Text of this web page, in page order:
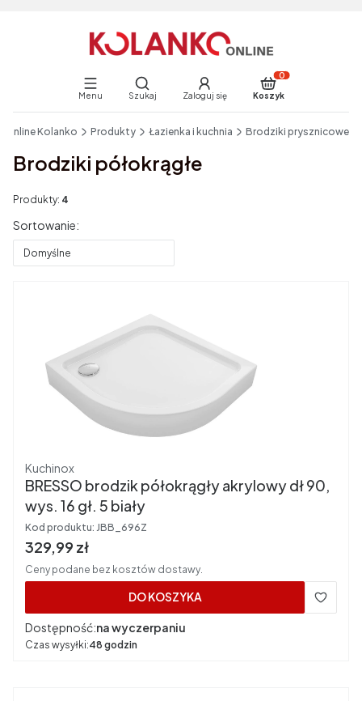
Menu
Otwórz wyszukiwarkę
Szukaj Zaloguj się
Produkty w
Koszyk
Online Kolanko Produkty Łazienka i kuchnia Brodziki prysznicowe
Brodziki półokrągłe
Produkty: 4
Lista produktów
Sortowanie:
Domyślne
Producent
Kuchinox
BRESSO brodzik półokrągły akrylowy dł 90,
wys. 16 gł. 5 biały
Kod produktu: JBB_696Z
Cena brutto
329,99 zł
Ceny podane bez kosztów dostawy.
DO KOSZYKA
Dostępność:na wyczerpaniu
Czas wysyłki:48 godzin